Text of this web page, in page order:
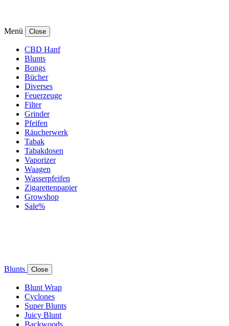
Menü Close
CBD Hanf
Blunts
Bongs
Bücher
Diverses
Feuerzeuge
Filter
Grinder
Pfeifen
Räucherwerk
Tabak
Tabakdosen
Vaporizer
Waagen
Wasserpfeifen
Zigarettenpapier
Growshop
Sale%
Blunts Close
Blunt Wrap
Cyclones
Super Blunts
Juicy Blunt